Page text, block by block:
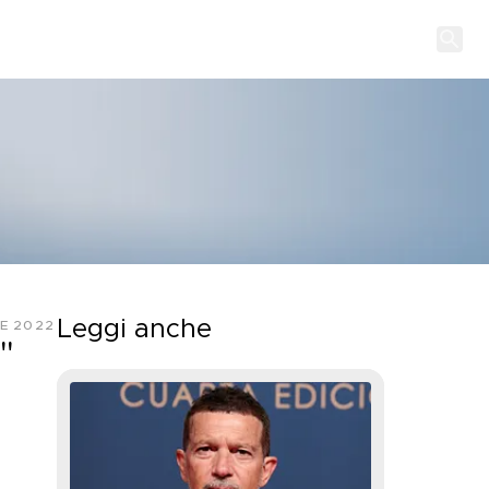
2022 Leggi anche